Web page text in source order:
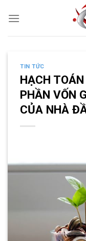
TIN TỨC
HẠCH
PHẦN VỐN
CỦA NHÀ